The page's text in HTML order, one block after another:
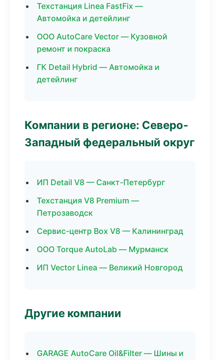
Техстанция Linea FastFix —
Автомойка и детейлинг
ООО AutoCare Vector — Кузовной
ремонт и покраска
ГК Detail Hybrid — Автомойка и
детейлинг
Компании в регионе: Северо-
Западный федеральный округ
ИП Detail V8 — Санкт-Петербург
Техстанция V8 Premium —
Петрозаводск
Сервис-центр Box V8 — Калининград
ООО Torque AutoLab — Мурманск
ИП Vector Linea — Великий Новгород
Другие компании
GARAGE AutoCare Oil&Filter — Шины и